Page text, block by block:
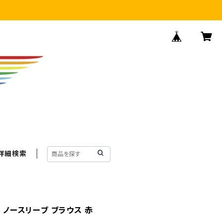
細検索
ースリーブ ブラウス 赤